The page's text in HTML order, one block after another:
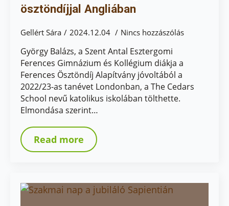
ösztöndíjjal Angliában
Gellért Sára 2024.12.04 Nincs hozzászólás
György Balázs, a Szent Antal Esztergomi
Ferences Gimnázium és Kollégium diákja a
Ferences Ösztöndíj Alapítvány jóvoltából a
2022/23-as tanévet Londonban, a The Cedars
School nevű katolikus iskolában tölthette.
Elmondása szerint…
Read more